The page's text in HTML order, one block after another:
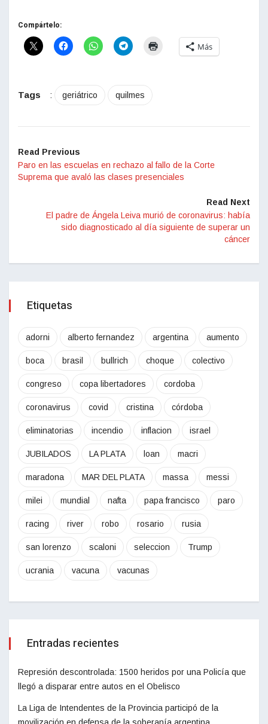
Compártelo:
Más
Tags : geriátrico quilmes
Read Previous
Paro en las escuelas en rechazo al fallo de la Corte
Suprema que avaló las clases presenciales
Read Next
El padre de Ángela Leiva murió de coronavirus: había
sido diagnosticado al día siguiente de superar un
cáncer
Etiquetas
adorni alberto fernandez argentina aumento
boca brasil bullrich choque colectivo
congreso copa libertadores cordoba
coronavirus covid cristina córdoba
eliminatorias incendio inflacion israel
JUBILADOS LA PLATA loan macri
maradona MAR DEL PLATA massa messi
milei mundial nafta papa francisco paro
racing river robo rosario rusia
san lorenzo scaloni seleccion Trump
ucrania vacuna vacunas
Entradas recientes
Represión descontrolada: 1500 heridos por una Policía que
llegó a disparar entre autos en el Obelisco
La Liga de Intendentes de la Provincia participó de la